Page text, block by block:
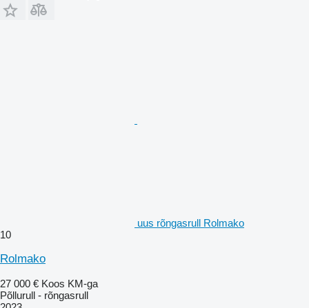
uus rõngasrull Rolmako
10
Rolmako
27 000 € Koos KM-ga
Põllurull - rõngasrull